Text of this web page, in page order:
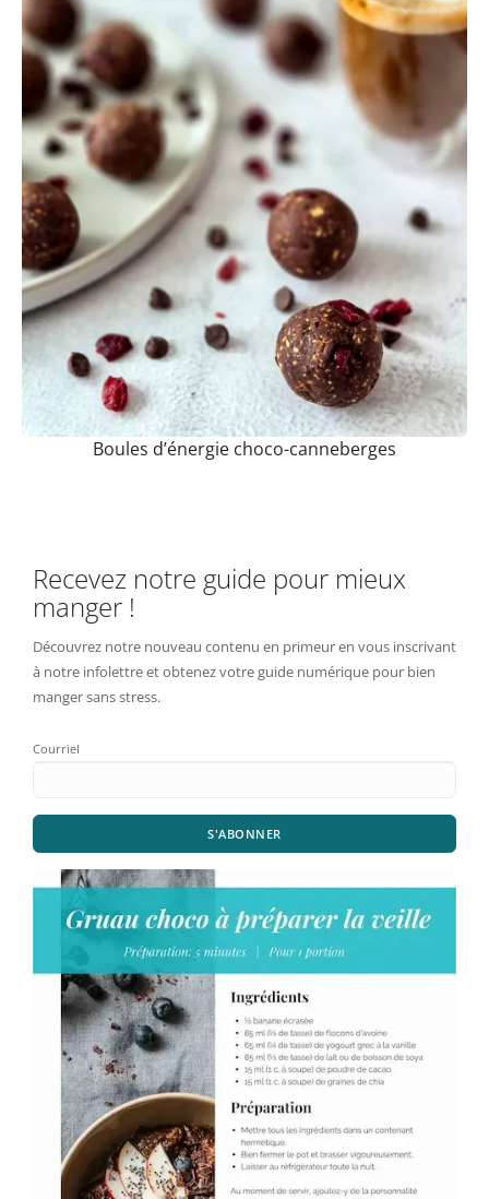
Boules d’énergie choco-canneberges
Recevez notre guide pour mieux
manger !
Découvrez notre nouveau contenu en primeur en vous inscrivant
à notre infolettre et obtenez votre guide numérique pour bien
manger sans stress.
Courriel
S'ABONNER